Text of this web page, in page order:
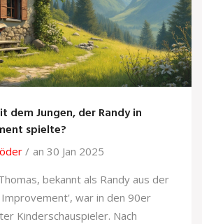
dem Jungen, der Randy in
spielte?
an 30 Jan 2025
bekannt als Randy aus der
war in den 90er
Kinderschauspieler. Nach